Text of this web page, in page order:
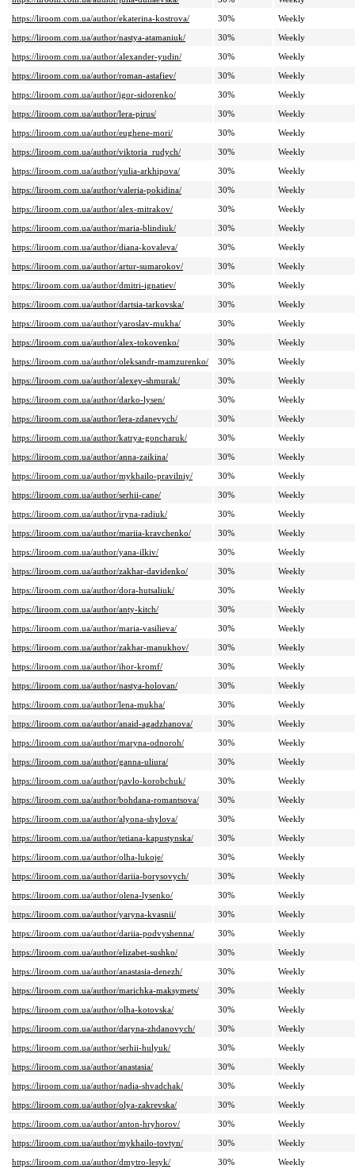
https://liroom.com.ua/author/ekaterina-kostrova/
30%
Weekly
https://liroom.com.ua/author/nastya-atamaniuk/
30%
Weekly
https://liroom.com.ua/author/alexander-yudin/
30%
Weekly
https://liroom.com.ua/author/roman-astafiev/
30%
Weekly
https://liroom.com.ua/author/igor-sidorenko/
30%
Weekly
https://liroom.com.ua/author/lera-pirus/
30%
Weekly
https://liroom.com.ua/author/eughene-mori/
30%
Weekly
https://liroom.com.ua/author/viktoria_rudych/
30%
Weekly
https://liroom.com.ua/author/yulia-arkhipova/
30%
Weekly
https://liroom.com.ua/author/valeria-pokidina/
30%
Weekly
https://liroom.com.ua/author/alex-mitrakov/
30%
Weekly
https://liroom.com.ua/author/maria-blindiuk/
30%
Weekly
https://liroom.com.ua/author/diana-kovaleva/
30%
Weekly
https://liroom.com.ua/author/artur-sumarokov/
30%
Weekly
https://liroom.com.ua/author/dmitri-ignatiev/
30%
Weekly
https://liroom.com.ua/author/dartsia-tarkovska/
30%
Weekly
https://liroom.com.ua/author/yaroslav-mukha/
30%
Weekly
https://liroom.com.ua/author/alex-tokovenko/
30%
Weekly
https://liroom.com.ua/author/oleksandr-mamzurenko/
30%
Weekly
https://liroom.com.ua/author/alexey-shmurak/
30%
Weekly
https://liroom.com.ua/author/darko-lysen/
30%
Weekly
https://liroom.com.ua/author/lera-zdanevych/
30%
Weekly
https://liroom.com.ua/author/katrya-goncharuk/
30%
Weekly
https://liroom.com.ua/author/anna-zaikina/
30%
Weekly
https://liroom.com.ua/author/mykhailo-pravilniy/
30%
Weekly
https://liroom.com.ua/author/serhii-cane/
30%
Weekly
https://liroom.com.ua/author/iryna-radiuk/
30%
Weekly
https://liroom.com.ua/author/mariia-kravchenko/
30%
Weekly
https://liroom.com.ua/author/yana-ilkiv/
30%
Weekly
https://liroom.com.ua/author/zakhar-davidenko/
30%
Weekly
https://liroom.com.ua/author/dora-hutsaliuk/
30%
Weekly
https://liroom.com.ua/author/anty-kitch/
30%
Weekly
https://liroom.com.ua/author/maria-vasilieva/
30%
Weekly
https://liroom.com.ua/author/zakhar-manukhov/
30%
Weekly
https://liroom.com.ua/author/ihor-kromf/
30%
Weekly
https://liroom.com.ua/author/nastya-holovan/
30%
Weekly
https://liroom.com.ua/author/lena-mukha/
30%
Weekly
https://liroom.com.ua/author/anaid-agadzhanova/
30%
Weekly
https://liroom.com.ua/author/maryna-odnoroh/
30%
Weekly
https://liroom.com.ua/author/ganna-uliura/
30%
Weekly
https://liroom.com.ua/author/pavlo-korobchuk/
30%
Weekly
https://liroom.com.ua/author/bohdana-romantsova/
30%
Weekly
https://liroom.com.ua/author/alyona-shylova/
30%
Weekly
https://liroom.com.ua/author/tetiana-kapustynska/
30%
Weekly
https://liroom.com.ua/author/olha-lukoje/
30%
Weekly
https://liroom.com.ua/author/dariia-borysovych/
30%
Weekly
https://liroom.com.ua/author/olena-lysenko/
30%
Weekly
https://liroom.com.ua/author/yaryna-kvasnii/
30%
Weekly
https://liroom.com.ua/author/dariia-podvyshenna/
30%
Weekly
https://liroom.com.ua/author/elizabet-sushko/
30%
Weekly
https://liroom.com.ua/author/anastasia-denezh/
30%
Weekly
https://liroom.com.ua/author/marichka-maksymets/
30%
Weekly
https://liroom.com.ua/author/olha-kotovska/
30%
Weekly
https://liroom.com.ua/author/daryna-zhdanovych/
30%
Weekly
https://liroom.com.ua/author/serhii-hulyuk/
30%
Weekly
https://liroom.com.ua/author/anastasia/
30%
Weekly
https://liroom.com.ua/author/nadia-shvadchak/
30%
Weekly
https://liroom.com.ua/author/olya-zakrevska/
30%
Weekly
https://liroom.com.ua/author/anton-hryhorov/
30%
Weekly
https://liroom.com.ua/author/mykhailo-tovtyn/
30%
Weekly
https://liroom.com.ua/author/dmytro-lesyk/
30% Weekly